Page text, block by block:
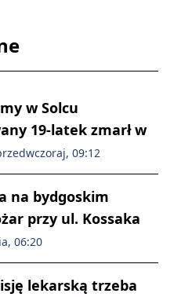
w Solcu
19-latek zmarł w
09:12
na bydgoskim
przy ul. Kossaka
06:20
lekarską trzeba